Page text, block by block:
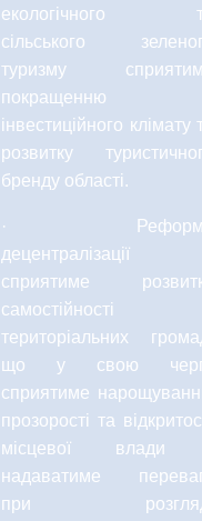
екологічного
сільського
туризму
покращенню
інвестиційного клімату
розвитку
бренду області.
·
децентралізації
сприятиме
самостійності
територіальних
що у свою
сприятиме
прозорості та
місцевої влади
надаватиме
при